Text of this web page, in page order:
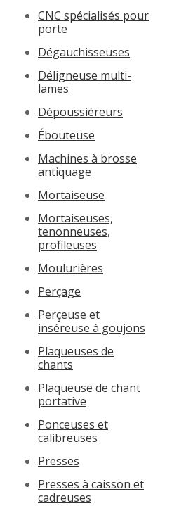
CNC spécialisés pour
porte
Dégauchisseuses
Déligneuse multi-
lames
Dépoussiéreurs
Ébouteuse
Machines à brosse
antiquage
Mortaiseuse
Mortaiseuses,
tenonneuses,
profileuses
Moulurières
Perçage
Perçeuse et
inséreuse à goujons
Plaqueuses de
chants
Plaqueuse de chant
portative
Ponceuses et
calibreuses
Presses
Presses à caisson et
cadreuses